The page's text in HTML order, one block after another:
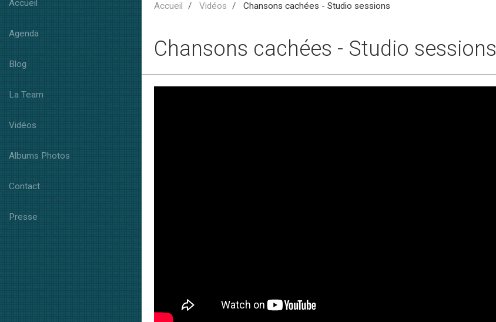
Accueil
Agenda
Blog
La Team
Vidéos
Albums Photos
Contact
Presse
Accueil Vidéos Chansons cachées - Studio sessions
Chansons cachées - Studio sessions